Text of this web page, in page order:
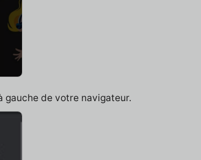
de votre navigateur.